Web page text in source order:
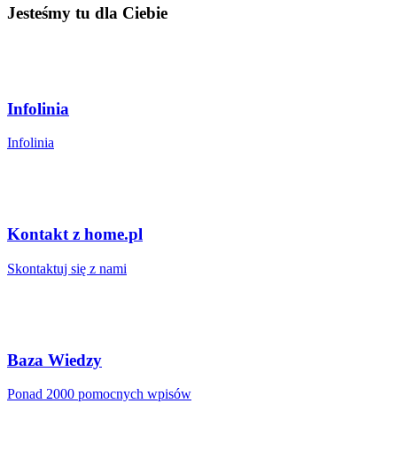
Jesteśmy tu dla Ciebie
Infolinia
Infolinia
Kontakt z home.pl
Skontaktuj się z nami
Baza Wiedzy
Ponad 2000 pomocnych wpisów